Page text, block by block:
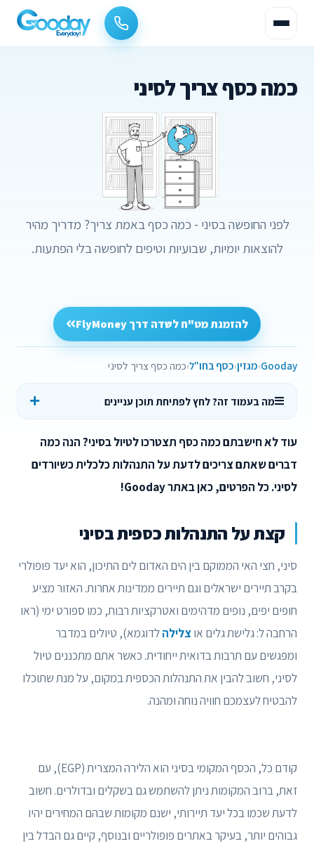
כמה כסף צריך לסיני
לפני החופשה בסיני - כמה כסף באמת צריך? מדריך מהיר
להוצאות יומיות, שבועיות וטיפים לחופשה בלי הפתעות.
להזמנת מט"ח לשדה דרך FlyMoney
Gooday מגזין כסף בחו"ל כמה כסף צריך לסיני
מה בעמוד זה? לחץ לפתיחת תוכן עניינים
עוד לא חישבתם כמה כסף תצטרכו לטיול בסיני? הנה כמה
דברים שאתם צריכים לדעת על התנהלות כלכלית כשיורדים
לסיני. כל הפרטים, כאן באתר Gooday!
קצת על התנהלות כספית בסיני
סיני, חצי האי הממוקם בין הים האדום לים התיכון, הוא יעד פופולרי
בקרב תיירים ישראלים וגם תיירים ממדינות אחרות. האזור מציע
חופים יפים, נופים מדהימים ואטרקציות רבות, כמו ספורט ימי (ראו
הרחבה ל: גלישת גלים אוצלילהלדוגמא), טיולים במדבר
ומפגשים עם תרבות בדואית ייחודית. כאשר אתם מתכננים טיול
לסיני, חשוב להבין את התנהלות הכספית במקום, על מנת שתוכלו
להבטיח לעצמכם חוויה נוחה ומהנה.
קודם כל, הכסף המקומי בסיני הוא הלירה המצרית (EGP), עם
זאת, ברוב המקומות ניתן להשתמש גם בשקלים ובדולרים. חשוב
לדעת שכמו בכל יעד תיירותי, ישנם מקומות שבהם המחירים יהיו
גבוהים יותר, בעיקר באתרים פופולריים ובנוסף, קיים גם הבדל בין